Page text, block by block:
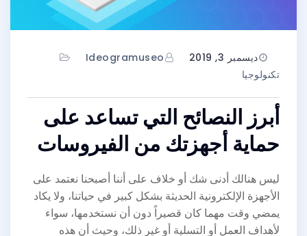
ديسمبر 3, 2019
Ideogramuseo
تكنولوجيا
أبرز النصائح التي تساعد على
حماية أجهزتك من الفيروسات
ليس هنالك أدنى شك أو خلاف على أننا أصبحنا نعتمد على
الأجهزة الإلكترونية الحديثة بشكل كبير في حياتنا، ولا يكاد
يمضي وقت مهما كان قصيراً دون أن نستخدمها، سواء
لأهداف العمل أو التسلية أو غير ذلك، وحيث أن هذه